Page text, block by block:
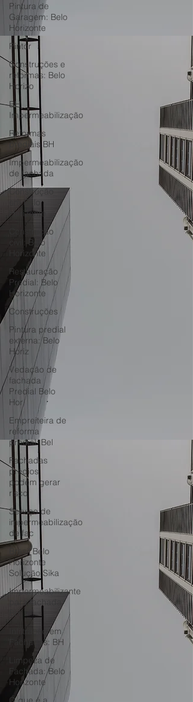
Pintura de
Garagem: Belo
Horizonte
Pintor
Construções e
reformas: Belo
Horizo
BH
Impermeabilização
Reformas
prediais BH
Impermeabilização
de fachada
Construção
em Belo
Horizonte
Construção
civil: Belo
Horizonte
Restauração
Predial: Belo
Horizonte
Construções
Pintura predial
externa: Belo
Horiz
Vedação de
fachada
Predial Belo
Hor
Empreiteira de
reforma
predial: Bel
Fachadas
prédios
podem gerar
risco
Serviço de
impermeabilização
de fac
Brasil Belo
Horizonte
Solução Sika
Impermeabilizante
para fachada
BH
Infiltração em
Fachadas: BH
Limpeza de
Fachada: Belo
Horizonte